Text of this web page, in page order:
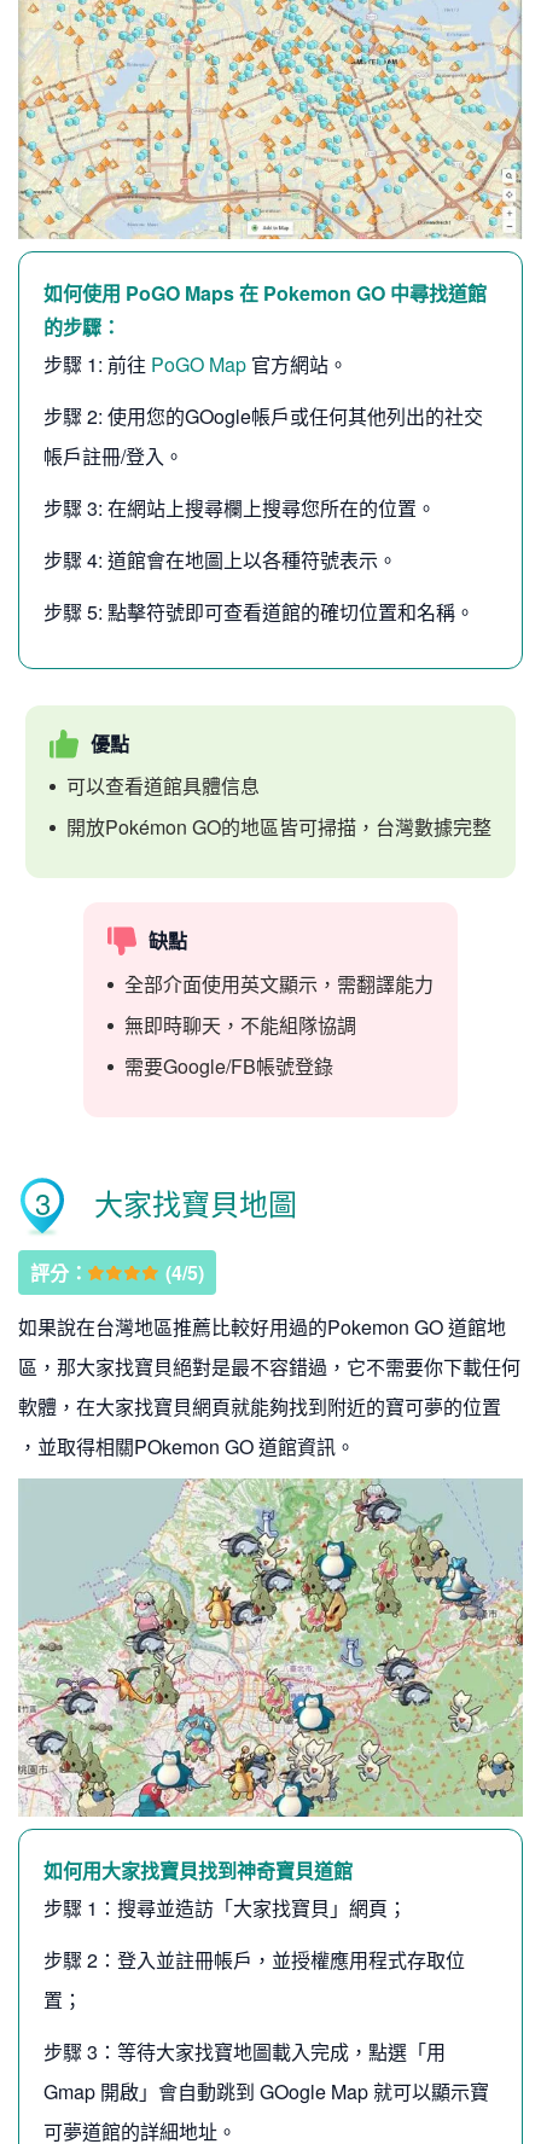
如何使用 PoGO Maps 在 Pokemon GO 中尋找道館
的步驟：
步驟 1: 前往 PoGO Map 官方網站。
步驟 2: 使用您的GOogle帳戶或任何其他列出的社交
帳戶註冊/登入。
步驟 3: 在網站上搜尋欄上搜尋您所在的位置。
步驟 4: 道館會在地圖上以各種符號表示。
步驟 5: 點擊符號即可查看道館的確切位置和名稱。
優點
可以查看道館具體信息
開放Pokémon GO的地區皆可掃描，台灣數據完整
缺點
全部介面使用英文顯示，需翻譯能力
無即時聊天，不能組隊協調
需要Google/FB帳號登錄
3 大家找寶貝地圖
評分：
(4/5)
如果說在台灣地區推薦比較好用過的Pokemon GO 道館地
區，那大家找寶貝絕對是最不容錯過，它不需要你下載任何
軟體，在大家找寶貝網頁就能夠找到附近的寶可夢的位置
，並取得相關POkemon GO 道館資訊。
如何用大家找寶貝找到神奇寶貝道館
步驟 1：搜尋並造訪「大家找寶貝」網頁；
步驟 2：登入並註冊帳戶，並授權應用程式存取位
置；
步驟 3：等待大家找寶地圖載入完成，點選「用
Gmap 開啟」會自動跳到 GOogle Map 就可以顯示寶
可夢道館的詳細地址。